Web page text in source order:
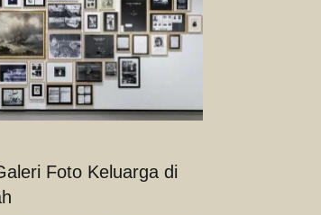
Foto Keluarga di